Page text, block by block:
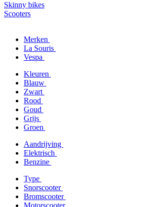
Skinny bikes
Scooters
Merken
La Souris
Vespa
Kleuren
Blauw
Zwart
Rood
Goud
Grijs
Groen
Aandrijving
Elektrisch
Benzine
Type
Snorscooter
Bromscooter
Motorscooter